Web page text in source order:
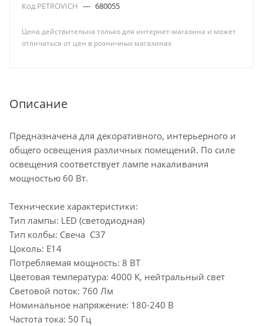
Код PETROVICH — 680055
Цена действительна только для интернет-магазина и может
отличаться от цен в розничных магазинах
Описание
Предназначена для декоративного, интерьерного и
общего освещения различных помещений. По силе
освещения соответствует лампе накаливания
мощностью 60 Вт.
Технические характеристики:
Тип лампы: LED (светодиодная)
Тип колбы: Свеча С37
Цоколь: E14
Потребляемая мощность: 8 ВТ
Цветовая температура: 4000 К, нейтральный свет
Световой поток: 760 Лм
Номинальное напряжение: 180-240 В
Частота тока: 50 Гц